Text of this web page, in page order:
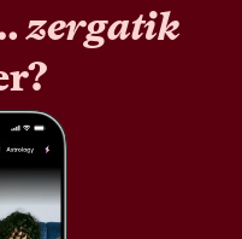
zergatik